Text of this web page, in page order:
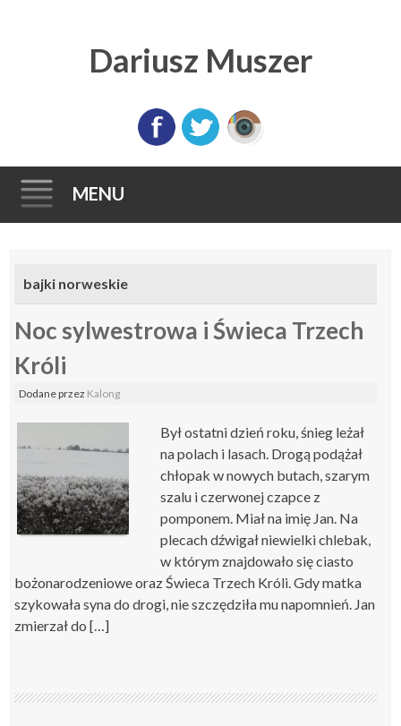
Dariusz Muszer
MENU
content
bajki norweskie
Noc sylwestrowa i Świeca Trzech
Króli
Dodaneprzez Kalong
Był ostatni dzień roku, śnieg leżał
na polach i lasach. Drogą podążał
chłopak w nowych butach, szarym
szalu i czerwonej czapce z
pomponem. Miał na imię Jan. Na
plecach dźwigał niewielki chlebak,
w którym znajdowało się ciasto
bożonarodzeniowe oraz Świeca Trzech Króli. Gdy matka
szykowała syna do drogi, nie szczędziła mu napomnień. Jan
zmierzał do […]